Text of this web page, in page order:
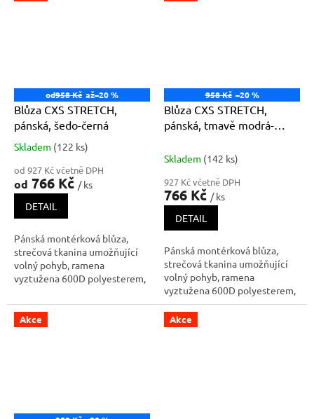
na levém rukávu, kryté
na levém rukávu, kryté
od958 Kč až–20 %
Blůza CXS STRETCH,
pánská, šedo-černá
Průměrné
produktu
je
5,0
hvězdiček.
Skladem (122 ks)
od 927 Kč včetně DPH
od 766 Kč / ks
DETAIL
Pánská montérková blůza,
strečová tkanina umožňující
volný pohyb, ramena
vyztužena 600D polyesterem,
manžetou, kapsička s klopou
na levém rukávu, kryté
zapínání na zip a druky, náprsní
958 Kč –20 %
Blůza CXS STRETCH,
pánská, tmavě modrá-
Skladem (142 ks)
927 Kč včetně DPH
766 Kč / ks
DETAIL
Pánská montérková blůza,
strečová tkanina umožňující
volný pohyb, ramena
vyztužena 600D polyesterem,
rukávy s nastavitelnou
manžetou, kapsička s klopou
na levém rukávu, kryté
Akce Akce